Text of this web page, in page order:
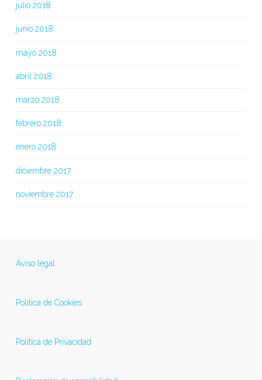
julio 2018
junio 2018
mayo 2018
abril 2018
marzo 2018
febrero 2018
enero 2018
diciembre 2017
noviembre 2017
Aviso legal
Política de Cookies
Política de Privacidad